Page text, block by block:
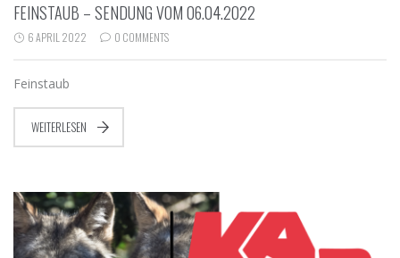
FEINSTAUB – SENDUNG VOM 06.04.2022
6 APRIL 2022 0 COMMENTS
Feinstaub
WEITERLESEN